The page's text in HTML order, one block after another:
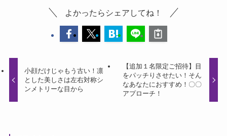
よかったらシェアしてね！
小顔だけじゃもう古い！凛
とした美しさは左右対称シ
ンメトリーな目から
【追加１名限定ご招待】目
をパッチりさせたい！そん
なあなたにおすすめ！〇〇
アプローチ！